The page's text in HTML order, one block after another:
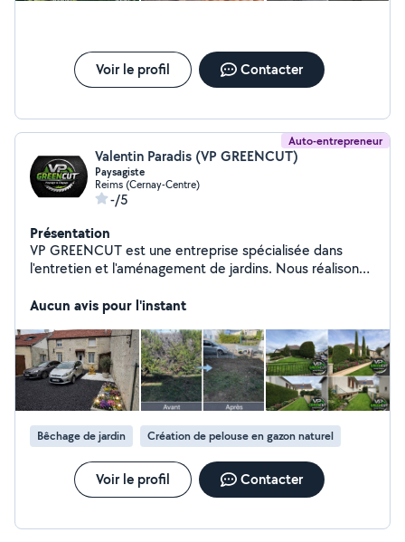
Voir le profil Contacter
Auto-entrepreneur
Valentin Paradis (VP GREENCUT)
Paysagiste
Reims (Cernay-Centre)
-/5
Présentation
VP GREENCUT est une entreprise spécialisée dans
l'entretien et l'aménagement de jardins. Nous réalisons
l'élagage et l'abattage d'arbres, ainsi que la création et
intervention sécurisée, avec des tarifs adaptés à vos
besoins. Secteur 51/02/08
Aucun avis pour l'instant
Bêchage de jardin Création de pelouse en gazon naturel
Voir le profil Contacter